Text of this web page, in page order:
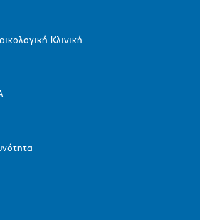
Κλινική